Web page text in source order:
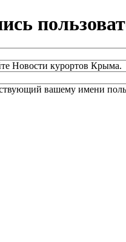
Новости курортов Крыма.
вашему имени